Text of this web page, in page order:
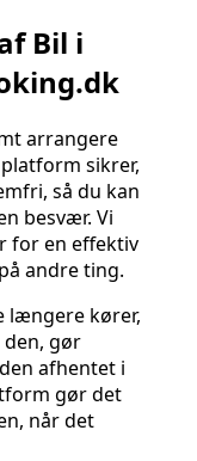
Bil i
arrangere
sikrer,
så du kan
besvær. Vi
for en effektiv
andre ting.
længere kører,
den, gør
afhentet i
gør det
når det